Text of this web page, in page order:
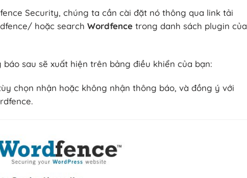
Security, chúng ta cần cài đặt nó thông qua link tải
hoặc search Wordfence trong danh sách plugin của
sau sẽ xuất hiện trên bảng điều khiển của bạn:
chọn nhận hoặc không nhận thông báo, và đồng ý với